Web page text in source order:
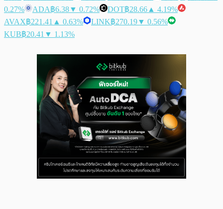
0.27%
ADA฿6.38▼ 0.72% DOT฿28.66 ▲ 4.19%
AVAX฿221.41 ▲ 0.63% LINK฿270.19▼ 0.56%
KUB฿20.41 ▼ 1.13%